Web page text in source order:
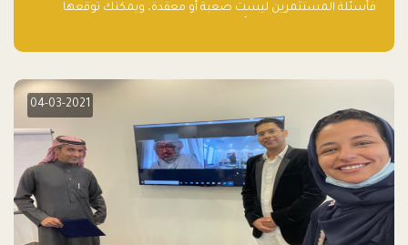
فأسئلة المستثمرين ليست صعبة أو معقدة، ويمكنك توقعها
04-03-2021